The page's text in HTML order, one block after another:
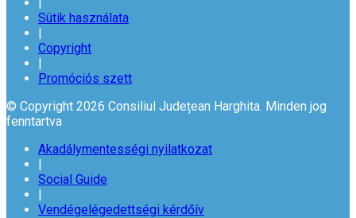
Sütik használata
|
Copyright
|
Promóciós szett
© Copyright 2026 Consiliul Județean Harghita. Minden jog
fenntartva
Akadálymentességi nyilatkozat
|
Social Guide
|
Vendégelégedettségi kérdőív